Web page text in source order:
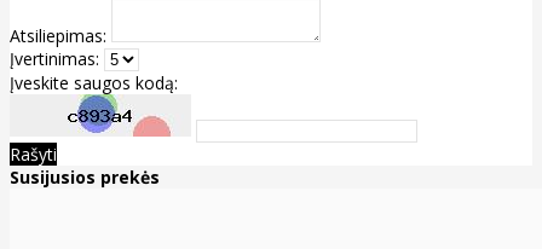
Atsiliepimas:
Įvertinimas:
Įveskite saugos kodą:
Rašyti
Susijusios prekės